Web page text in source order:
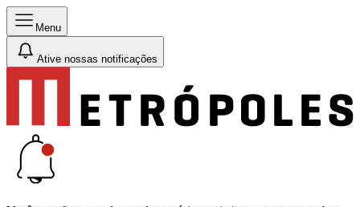
Menu
Ative nossas notificações